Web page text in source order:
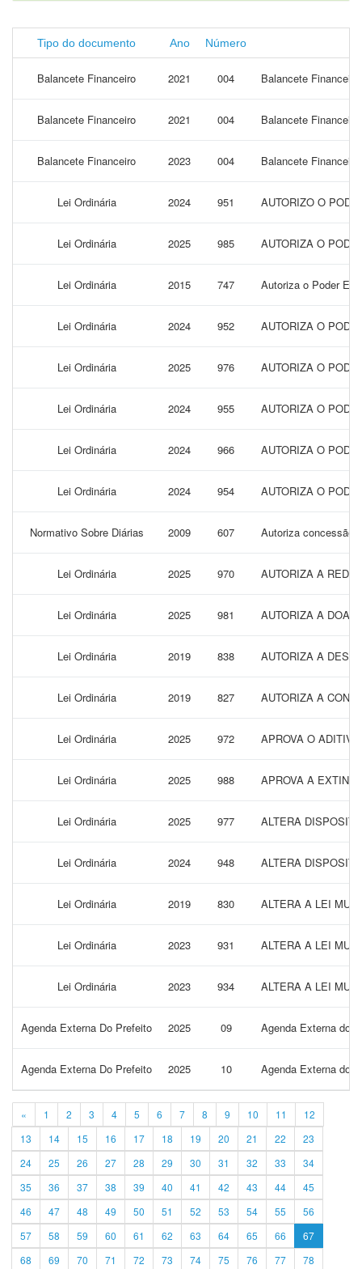
Tipo do documento Ano Número
Balancete Financeiro 2021 004 Balancete
Balancete Financeiro 2021 004 Balancete
Balancete Financeiro 2023 004 Balancete
Lei Ordinária 2024 951 AUTORIZO O
Lei Ordinária 2025 985 AUTORIZA O
Lei Ordinária 2015 747 Autoriza o Poder
Lei Ordinária 2024 952 AUTORIZA O
Lei Ordinária 2025 976 AUTORIZA O
Lei Ordinária 2024 955 AUTORIZA O
Lei Ordinária 2024 966 AUTORIZA O
Lei Ordinária 2024 954 AUTORIZA O
Normativo Sobre Diárias 2009 607 Autoriza concessão
Lei Ordinária 2025 970 AUTORIZA A
Lei Ordinária 2025 981 AUTORIZA A
Lei Ordinária 2019 838 AUTORIZA A
Lei Ordinária 2019 827 AUTORIZA A
Lei Ordinária 2025 972 APROVA O
Lei Ordinária 2025 988 APROVA A
Lei Ordinária 2025 977 ALTERA
Lei Ordinária 2024 948 ALTERA
Lei Ordinária 2019 830 ALTERA A LEI
Lei Ordinária 2023 931 ALTERA A LEI
Lei Ordinária 2023 934 ALTERA A LEI
Agenda Externa Do Prefeito 2025 09 Agenda Externa do
Agenda Externa Do Prefeito 2025 10 Agenda Externa do
« 1 2 3 4 5 6 7 8 9 10 11
12
13
14 15 16 17 18 19 20 21 22
23
24
25 26 27 28 29 30 31 32 33
34
35
36 37 38 39 40 41 42 43 44
45
46
47 48 49 50 51 52 53 54 55
56
57
58 59 60 61 62 63 64 65 66
67
68
69 70 71 72 73 74 75 76 77 78